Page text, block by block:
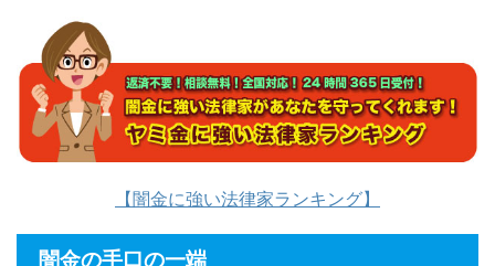
【闇金に強い法律家ランキング】
闇金の手口の一端